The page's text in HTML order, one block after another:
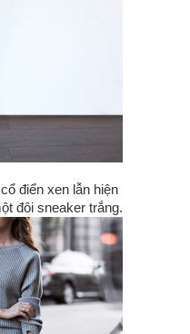
điển xen lẫn hiện
đôi sneaker trắng.